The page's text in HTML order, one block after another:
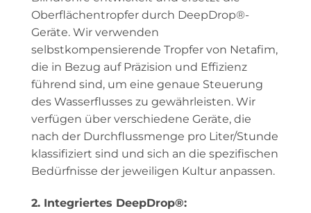
Oberflächentropfer durch DeepDrop®-
Geräte. Wir verwenden
selbstkompensierende Tropfer von Netafim,
die in Bezug auf Präzision und Effizienz
führend sind, um eine genaue Steuerung
des Wasserflusses zu gewährleisten. Wir
verfügen über verschiedene Geräte, die
nach der Durchflussmenge pro Liter/Stunde
klassifiziert sind und sich an die spezifischen
Bedürfnisse der jeweiligen Kultur anpassen.
2. Integriertes DeepDrop®: